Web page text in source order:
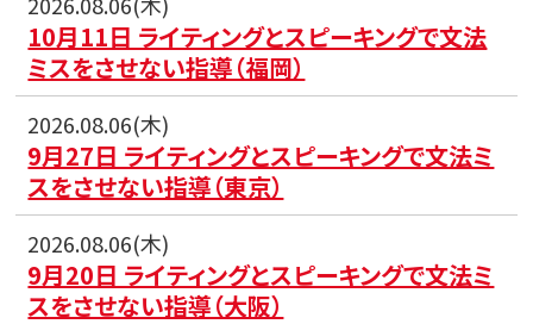
10月11日 ライティングとスピーキングで文法
ミスをさせない指導（福岡）
2026.08.06(木)
9月27日 ライティングとスピーキングで文法ミ
スをさせない指導（東京）
2026.08.06(木)
9月20日 ライティングとスピーキングで文法ミ
スをさせない指導（大阪）